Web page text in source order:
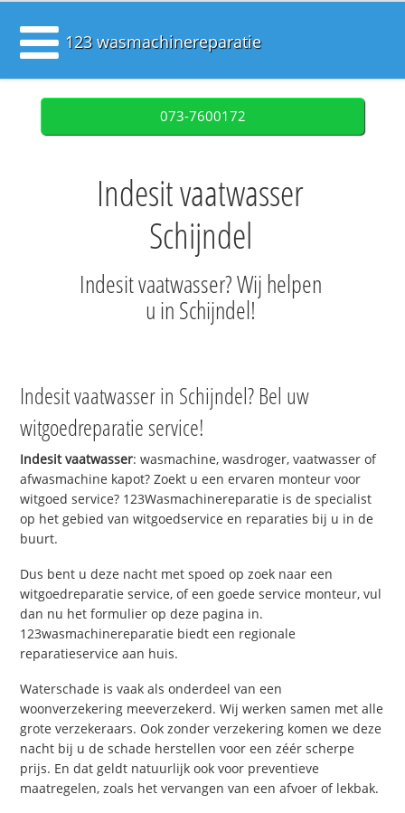
123 wasmachinereparatie
073-7600172
Indesit vaatwasser
Schijndel
Indesit vaatwasser? Wij helpen
u in Schijndel!
Indesit vaatwasser in Schijndel? Bel uw
witgoedreparatie service!
Indesit vaatwasser: wasmachine, wasdroger, vaatwasser of
afwasmachine kapot? Zoekt u een ervaren monteur voor
witgoed service? 123Wasmachinereparatie is de specialist
op het gebied van witgoedservice en reparaties bij u in de
buurt.
Dus bent u deze nacht met spoed op zoek naar een
witgoedreparatie service, of een goede service monteur, vul
dan nu het formulier op deze pagina in.
123wasmachinereparatie biedt een regionale
reparatieservice aan huis.
Waterschade is vaak als onderdeel van een
woonverzekering meeverzekerd. Wij werken samen met alle
grote verzekeraars. Ook zonder verzekering komen we deze
nacht bij u de schade herstellen voor een zéér scherpe
prijs. En dat geldt natuurlijk ook voor preventieve
maatregelen, zoals het vervangen van een afvoer of lekbak.